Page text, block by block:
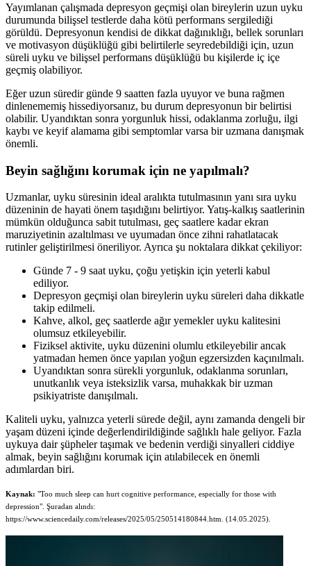
Yayımlanan çalışmada depresyon geçmişi olan bireylerin uzun uyku
durumunda bilişsel testlerde daha kötü performans sergilediği
görüldü. Depresyonun kendisi de dikkat dağınıklığı, bellek sorunları
ve motivasyon düşüklüğü gibi belirtilerle seyredebildiği için, uzun
süreli uyku ve bilişsel performans düşüklüğü bu kişilerde iç içe
geçmiş olabiliyor.
Eğer uzun süredir günde 9 saatten fazla uyuyor ve buna rağmen
dinlenememiş hissediyorsanız, bu durum depresyonun bir belirtisi
olabilir. Uyandıktan sonra yorgunluk hissi, odaklanma zorluğu, ilgi
kaybı ve keyif alamama gibi semptomlar varsa bir uzmana danışmak
önemli.
Beyin sağlığını korumak için ne yapılmalı?
Uzmanlar, uyku süresinin ideal aralıkta tutulmasının yanı sıra uyku
düzeninin de hayati önem taşıdığını belirtiyor. Yatış-kalkış saatlerinin
mümkün olduğunca sabit tutulması, geç saatlere kadar ekran
maruziyetinin azaltılması ve uyumadan önce zihni rahatlatacak
rutinler geliştirilmesi öneriliyor. Ayrıca şu noktalara dikkat çekiliyor:
Günde 7 - 9 saat uyku, çoğu yetişkin için yeterli kabul
ediliyor.
Depresyon geçmişi olan bireylerin uyku süreleri daha dikkatle
takip edilmeli.
Kahve, alkol, geç saatlerde ağır yemekler uyku kalitesini
olumsuz etkileyebilir.
Fiziksel aktivite, uyku düzenini olumlu etkileyebilir ancak
yatmadan hemen önce yapılan yoğun egzersizden kaçınılmalı.
Uyandıktan sonra sürekli yorgunluk, odaklanma sorunları,
unutkanlık veya isteksizlik varsa, muhakkak bir uzman
psikiyatriste danışılmalı.
Kaliteli uyku, yalnızca yeterli sürede değil, aynı zamanda dengeli bir
yaşam düzeni içinde değerlendirildiğinde sağlıklı hale geliyor. Fazla
uykuya dair şüpheler taşımak ve bedenin verdiği sinyalleri ciddiye
almak, beyin sağlığını korumak için atılabilecek en önemli
adımlardan biri.
Kaynak: "Too much sleep can hurt cognitive performance, especially for those with
depression". Şuradan alındı:
https://www.sciencedaily.com/releases/2025/05/250514180844.htm. (14.05.2025).